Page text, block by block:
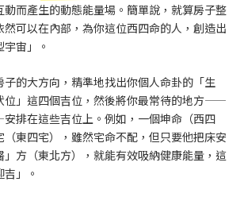
動而產生的動態能量場。簡單說，就算房子整
可以在內部，為你這位西四命的人，創造出
宙」。
的大方向，精準地找出你個人命卦的「生
位」這四個吉位，然後將你最常待的地方——
排在這些吉位上。例如，一個坤命（西四
東四宅），雖然宅命不配，但只要他把床安
方（東北方），就能有效吸納健康能量，這
」。